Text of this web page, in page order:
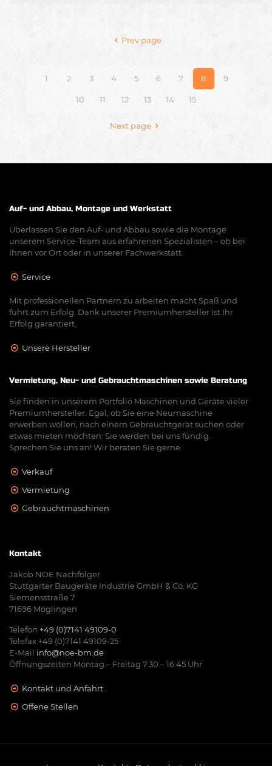
Prev page
1 2 3 4 5 6 7 8 9
10 11 12 13 14 15
Next page
Auf- und Abbau, Montage und Werkstatt
Überlassen Sie den Auf- und Abbau sowie die Montage
unserem Service-Team aus erfahrenen Spezialisten – ob bei
Ihnen vor Ort oder in unserer Fachwerkstatt.
Service
Mit professionellen Partnern zu arbeiten macht Spaß und
führt zum Erfolg. Dank unserer Premiumhersteller ist Ihr
Erfolg garantiert.
Unsere Hersteller
Vermietung, Neu- und Gebrauchtmaschinen sowie Beratung
Sie finden in unserem Portfolio Maschinen und Geräte vieler
Premiumhersteller. Egal, ob Sie eine Neumaschine
erwerben wollen, nach einem Gebrauchtgerät suchen oder
etwas mieten möchten: Sie werden bei uns fündig.
Sprechen Sie uns an! Wir beraten Sie gerne.
Verkauf
Vermietung
Gebrauchtmaschinen
Kontakt
Jakob NOE Nachfolger
Stuttgarter Baugeräte Industrie GmbH & Co. KG
Siemensstraße 7
71696 Möglingen
Telefon +49 (0)7141 49109-0
Telefax +49 (0)7141 49109-25
E-Mail info@noe-bm.de
Öffnungszeiten Montag – Freitag 7.30 – 16.45 Uhr
Kontakt und Anfahrt
Offene Stellen